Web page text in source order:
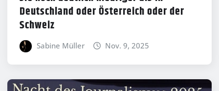
Deutschland oder Österreich oder der
Schweiz
Sabine Müller Nov. 9, 2025